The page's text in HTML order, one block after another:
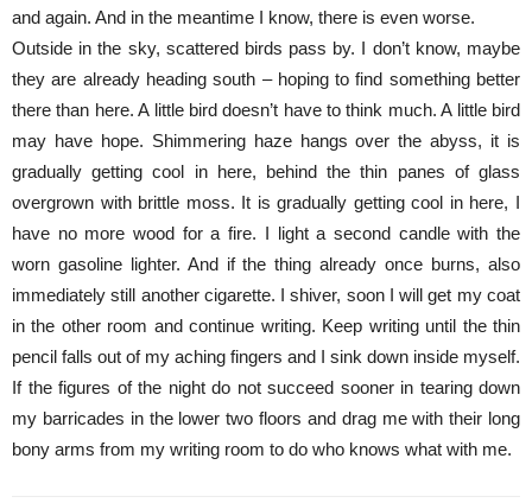
and again. And in the meantime I know, there is even worse.
Outside in the sky, scattered birds pass by. I don’t know, maybe
they are already heading south – hoping to find something better
there than here. A little bird doesn’t have to think much. A little bird
may have hope. Shimmering haze hangs over the abyss, it is
gradually getting cool in here, behind the thin panes of glass
overgrown with brittle moss. It is gradually getting cool in here, I
have no more wood for a fire. I light a second candle with the
worn gasoline lighter. And if the thing already once burns, also
immediately still another cigarette. I shiver, soon I will get my coat
in the other room and continue writing. Keep writing until the thin
pencil falls out of my aching fingers and I sink down inside myself.
If the figures of the night do not succeed sooner in tearing down
my barricades in the lower two floors and drag me with their long
bony arms from my writing room to do who knows what with me.